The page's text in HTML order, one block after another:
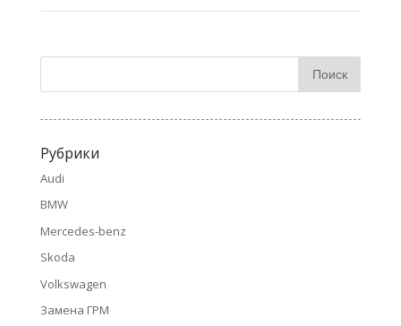
Рубрики
Audi
BMW
Mercedes-benz
Skoda
Volkswagen
Замена ГРМ